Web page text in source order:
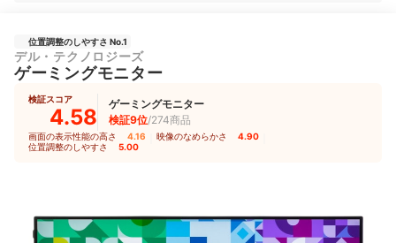
位置調整のしやすさ No.1
デル・テクノロジーズ
ゲーミングモニター
検証スコア
4.58
ゲーミングモニター
検証9位/274商品
画面の表示性能の高さ 4.16 映像のなめらかさ 4.90
位置調整のしやすさ 5.00